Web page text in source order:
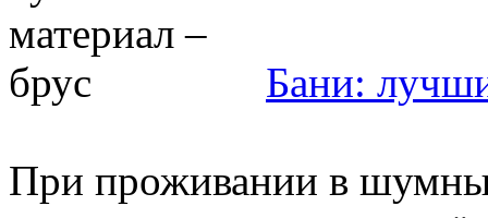
Бани:
При проживании в